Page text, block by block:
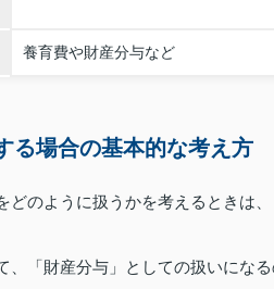
養育費や財産分与など
る場合の基本的な考え方
どのように扱うかを考えるときは
、「財産分与」としての扱いにな